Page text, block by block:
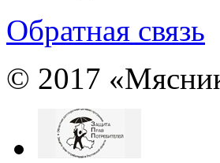
Обратная связь
© 2017